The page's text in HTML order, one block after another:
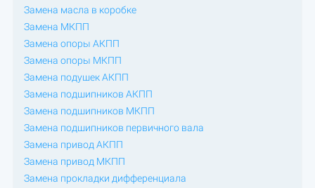
Замена масла в коробке
Замена МКПП
Замена опоры АКПП
Замена опоры МКПП
Замена подушек АКПП
Замена подшипников АКПП
Замена подшипников МКПП
Замена подшипников первичного вала
Замена привод АКПП
Замена привод МКПП
Замена прокладки дифференциала